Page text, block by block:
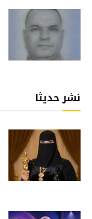
نشر حديثا